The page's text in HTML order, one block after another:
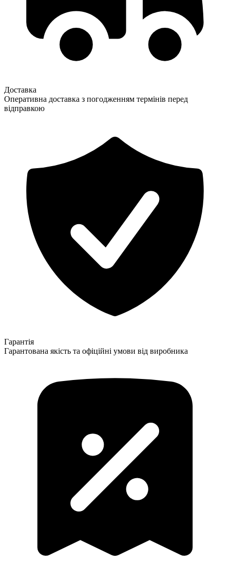
Доставка
Оперативна доставка з погодженням термінів перед
відправкою
Гарантія
Гарантована якість та офіційні умови від виробника